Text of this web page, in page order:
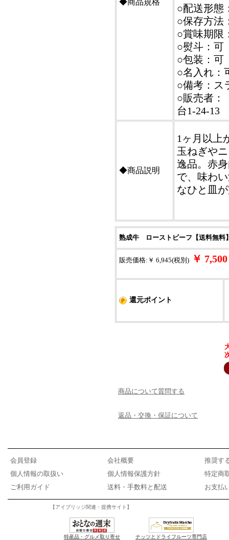
◆商品規格
○配送形態
○保存方法
○賞味期
○熨斗：可
○包装：可
○名入れ：
○備考：ス
○販売者：
台1-24-13
◆商品説明
1ヶ月以上
玉ねぎや
逸品。赤
で、味わ
なひと皿
熟成牛 ローストビーフ【送料無料
販売価格:￥ 6,945(税別) ￥
還元ポイント
商品について質問する
返品・交換・保証について
会員登録 会社概要
推奨す
個人情報の取扱い
個人情報保護方針
特定商
ご利用ガイド
送料・手数料と配送 お支払
【アイブリッジ関連・提携サイト】
特産品・グルメ取り寄せ
ナッツとドライフルーツ専門店